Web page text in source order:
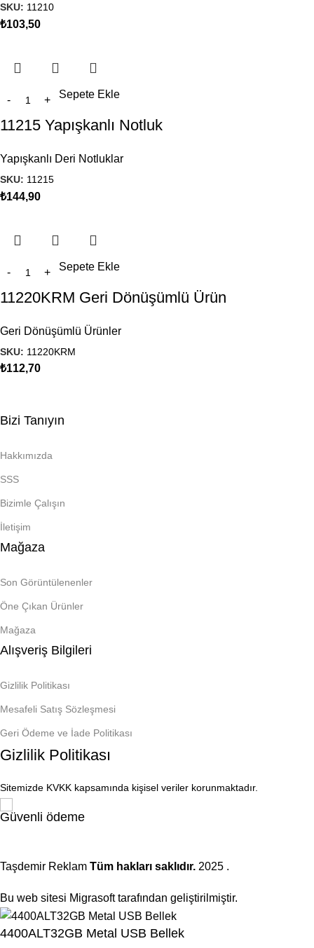
SKU: 11210
₺103,50
Sepete Ekle
11215 Yapışkanlı Notluk
Yapışkanlı Deri Notluklar
SKU: 11215
₺144,90
Sepete Ekle
11220KRM Geri Dönüşümlü Ürün
Geri Dönüşümlü Ürünler
SKU: 11220KRM
₺112,70
Bizi Tanıyın
Hakkımızda
SSS
Bizimle Çalışın
İletişim
Mağaza
Son Görüntülenenler
Öne Çıkan Ürünler
Mağaza
Alışveriş Bilgileri
Gizlilik Politikası
Mesafeli Satış Sözleşmesi
Geri Ödeme ve İade Politikası
Gizlilik Politikası
Sitemizde KVKK kapsamında kişisel veriler korunmaktadır.
Güvenli ödeme
Taşdemir Reklam Tüm hakları saklıdır. 2025 .
Bu web sitesi Migrasoft tarafından geliştirilmiştir.
4400ALT32GB Metal USB Bellek